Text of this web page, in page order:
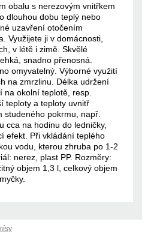
obalu s nerezovým vnitřkem
dlouhou dobu teplý nebo
uzavření otočením
Využijete ji v domácnosti,
v létě i zimě. Skvělé
snadno přenosná.
omyvatelný. Výborné využití
na zmrzlinu. Délka udržení
na okolní teplotě, resp.
teploty a teploty uvnitř
studeného pokrmu, např.
cca na hodinu do ledničky,
efekt. Při vkládání teplého
vodu, kterou zhruba po 1-2
nerez, plast PP. Rozměry:
objem 1,3 l, celkový objem